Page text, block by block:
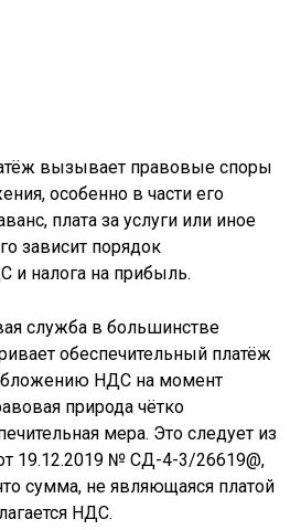
вызывает правовые споры
особенно в части его
плата за услуги или иное
зависит порядок
и налога на прибыль.
служба в большинстве
обеспечительный платёж
НДС на момент
природа чётко
мера. Это следует из
19.12.2019 № СД-4-3/26619@,
сумма, не являющаяся платой
НДС.